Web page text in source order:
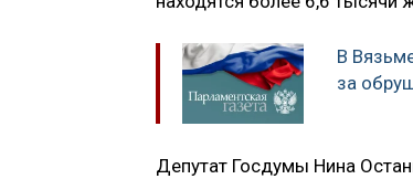
В
за
Депутат Госдумы Нина